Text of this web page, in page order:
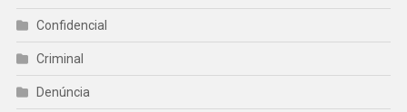
Confidencial
Criminal
Denúncia